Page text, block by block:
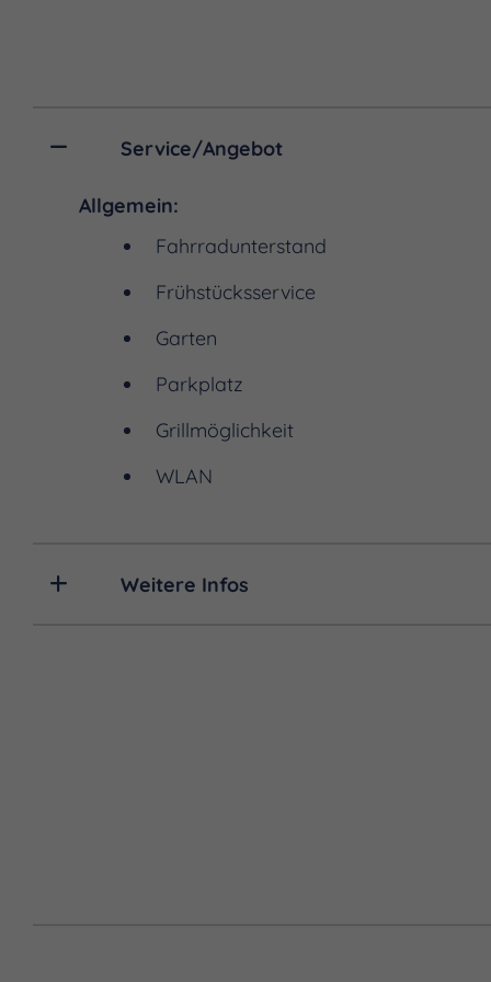
feiern ist nach vorheriger
Grundstück und eine
Auf Wunsch kann ein
Reservierung anmelden.
Aufenthalt.
Service/Angebot
Allgemein:
Fahrradunterstand
Frühstücksservice
Garten
Parkplatz
Grillmöglichkeit
WLAN
Weitere Infos